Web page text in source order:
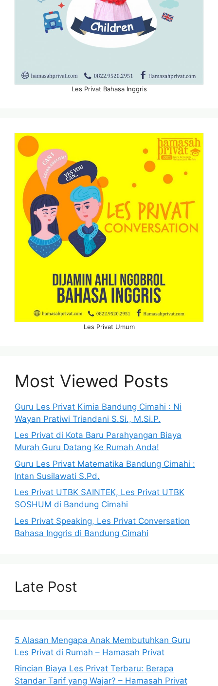
Les Privat Bahasa Inggris
Les Privat Umum
Most Viewed Posts
Guru Les Privat Kimia Bandung Cimahi : Ni
Wayan Pratiwi Triandani S.Si., M.Si.P.
Les Privat di Kota Baru Parahyangan Biaya
Murah Guru Datang Ke Rumah Anda!
Guru Les Privat Matematika Bandung Cimahi :
Intan Susilawati S.Pd.
Les Privat UTBK SAINTEK, Les Privat UTBK
SOSHUM di Bandung Cimahi
Les Privat Speaking, Les Privat Conversation
Bahasa Inggris di Bandung Cimahi
Late Post
5 Alasan Mengapa Anak Membutuhkan Guru
Les Privat di Rumah – Hamasah Privat
Rincian Biaya Les Privat Terbaru: Berapa
Standar Tarif yang Wajar? – Hamasah Privat